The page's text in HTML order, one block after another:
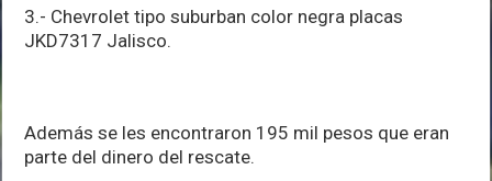
3.- Chevrolet tipo suburban color negra placas
JKD7317 Jalisco.
Además se les encontraron 195 mil pesos que eran
parte del dinero del rescate.